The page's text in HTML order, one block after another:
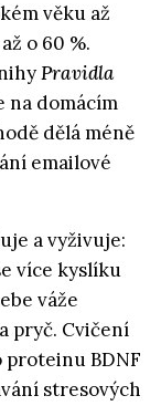
věku až
o 60 %.
Pravidla
na domácím
dělá méně
emailové
a vyživuje:
více kyslíku
váže
pryč. Cvičení
BDNF
stresových